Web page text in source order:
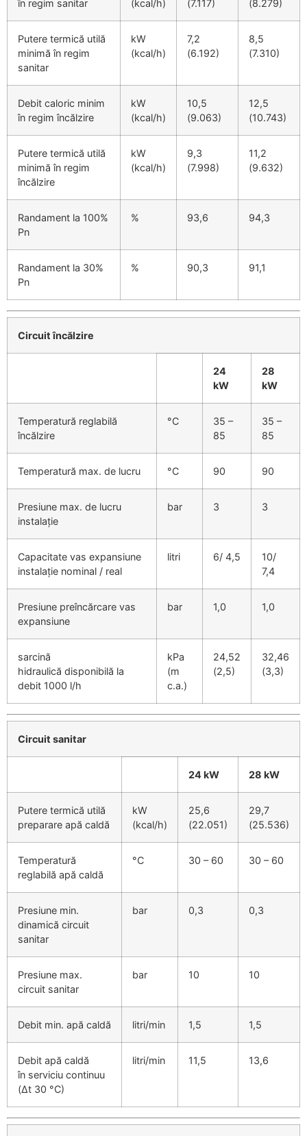
în regim sanitar (kcal/h) (7.117) (8.279)
Putere termică utilă
minimă în regim
sanitar
kW
(kcal/h)
7,2
(6.192)
8,5
(7.310)
Debit caloric minim
în regim încălzire
kW
(kcal/h)
10,5
(9.063)
12,5
(10.743)
Putere termică utilă
minimă în regim
încălzire
kW
(kcal/h)
9,3
(7.998)
11,2
(9.632)
Randament la 100%
Pn
% 93,6 94,3
Randament la 30%
Pn
% 90,3 91,1
Circuit încălzire
24
kW
28
kW
Temperatură reglabilă
încălzire
°C
35 –
85
35 –
85
Temperatură max. de lucru °C 90 90
Presiune max. de lucru
instalație
bar 3 3
Capacitate vas expansiune
instalație nominal / real
litri 6/ 4,5
10/
7,4
Presiune preîncărcare vas
expansiune
bar 1,0 1,0
sarcină
hidraulică disponibilă la
debit 1000 l/h
kPa
(m
c.a.)
24,52
(2,5)
32,46
(3,3)
Circuit sanitar
24 kW 28 kW
Putere termică utilă
preparare apă caldă
kW
(kcal/h)
25,6
(22.051)
29,7
(25.536)
Temperatură
reglabilă apă caldă
°C 30 – 60 30 – 60
Presiune min.
dinamică circuit
sanitar
bar 0,3 0,3
Presiune max.
circuit sanitar
bar 10 10
Debit min. apă caldă litri/min 1,5 1,5
Debit apă caldă
în serviciu continuu
(Δt 30 °C)
litri/min 11,5 13,6